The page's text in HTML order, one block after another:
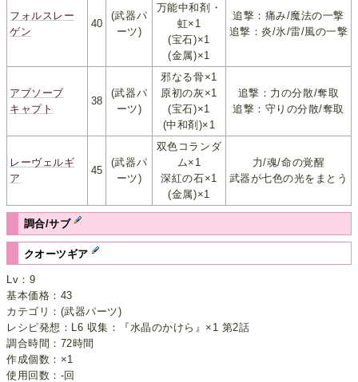
フォルスレー
ゲン
40
(武器パ
ーツ)
万能中和剤・
虹×1
(宝石)×1
(金属)×1
追撃：痛み/魔法の一撃
追撃：炎/氷/雷/風の一撃
アブソーブ
キャプト
38
(武器パ
ーツ)
邪なる骨×1
原初の灰×1
(宝石)×1
(中和剤)×1
追撃：力の分散/奪取
追撃：守りの分散/奪取
レーヴェルギ
ア
45
(武器パ
ーツ)
双色コランダ
ム×1
深紅の石×1
(金属)×1
力/魂/命の覚醒
武器が七色の光をまとう
調合/サブ
クオーツギア
Lv：9
基本価格：43
カテゴリ：(武器パーツ)
レシピ発想：L6 収集：『水晶のかけら』×1 第2話
調合時間：72時間
作成個数：×1
使用回数：-回